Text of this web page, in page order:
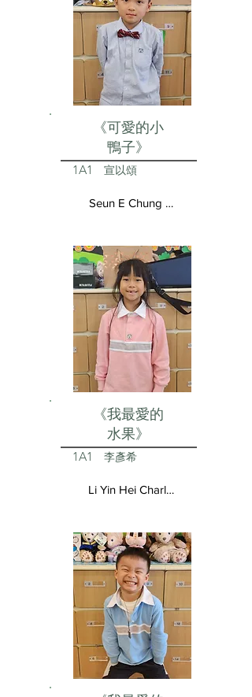
《可愛的小
鴨子》
1A1 宣以頌
Seun E Chung Aston
《我最愛的
水果》
1A1 李彥希
Li Yin Hei Charlotte